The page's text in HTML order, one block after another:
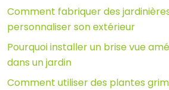
Comment fabriquer des
personnaliser son extérieur
Pourquoi installer un brise vue
dans un jardin
Comment utiliser des plantes